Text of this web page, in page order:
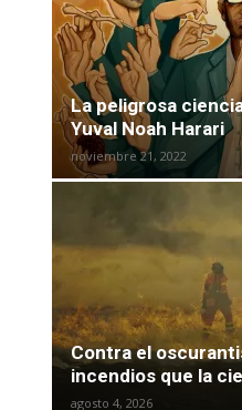
La peligrosa
Yuval Noah Harari
noviembre 21, 2022
Contra el
incendios que la
agosto 4, 2026